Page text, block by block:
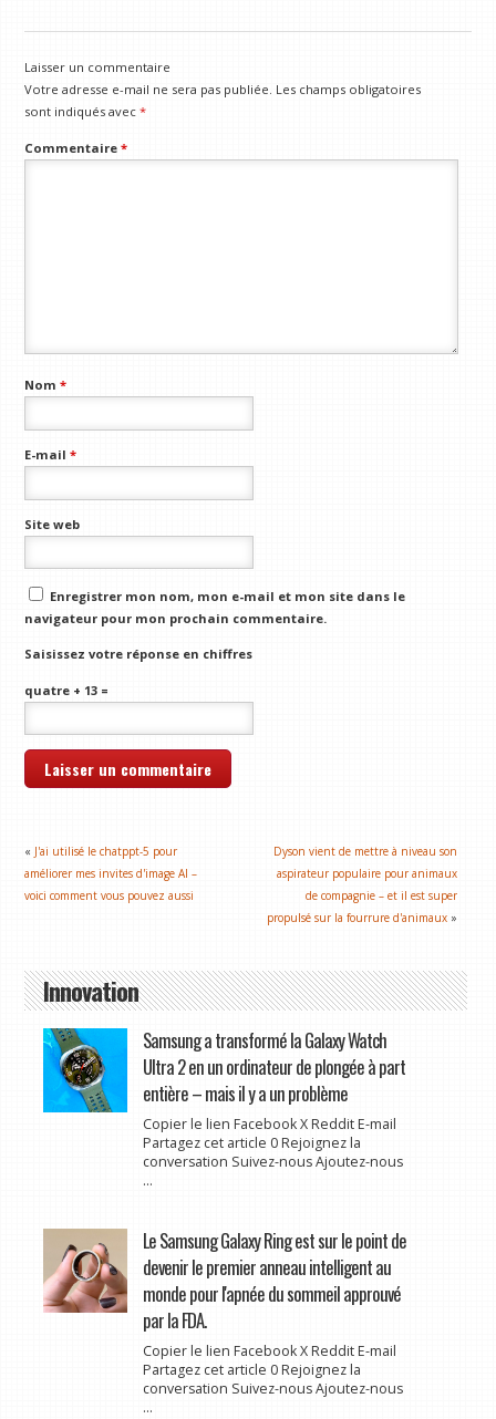
Laisser un commentaire
Votre adresse e-mail ne sera pas publiée. Les champs obligatoires
sont indiqués avec*
Commentaire*
Nom*
E-mail*
Site web
Enregistrer mon nom, mon e-mail et mon site dans le
navigateur pour mon prochain commentaire.
Saisissez votre réponse en chiffres
quatre + 13 =
« J'ai utilisé le chatppt-5 pour
améliorer mes invites d'image AI –
voici comment vous pouvez aussi
Dyson vient de mettre à niveau son
aspirateur populaire pour animaux
de compagnie – et il est super
propulsé sur la fourrure d'animaux »
Innovation
Samsung a transformé la Galaxy Watch
Ultra 2 en un ordinateur de plongée à part
entière – mais il y a un problème
Copier le lien Facebook X Reddit E-mail
Partagez cet article 0 Rejoignez la
conversation Suivez-nous Ajoutez-nous
...
Le Samsung Galaxy Ring est sur le point de
devenir le premier anneau intelligent au
monde pour l'apnée du sommeil approuvé
par la FDA.
Copier le lien Facebook X Reddit E-mail
Partagez cet article 0 Rejoignez la
conversation Suivez-nous Ajoutez-nous
...